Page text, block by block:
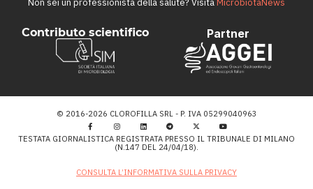
Non sei un professionista della salute? VisitaMicrobiotaNews
Contributo scientifico Partner
© 2016-2026 CLOROFILLA SRL - P. IVA 05299040963
TESTATA GIORNALISTICA REGISTRATA PRESSO IL TRIBUNALE DI MILANO
(N.147 DEL 24/04/18).
CONSULTA L’INFORMATIVA SULLA PRIVACY